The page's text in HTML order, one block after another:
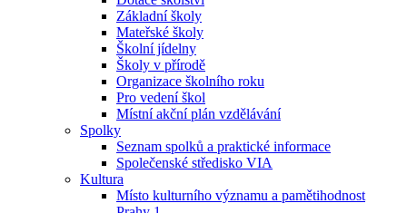
Základní školy
Mateřské školy
Školní jídelny
Školy v přírodě
Organizace školního roku
Pro vedení škol
Místní akční plán vzdělávání
Spolky
Seznam spolků a praktické informace
Společenské středisko VIA
Kultura
Místo kulturního významu a pamětihodnost